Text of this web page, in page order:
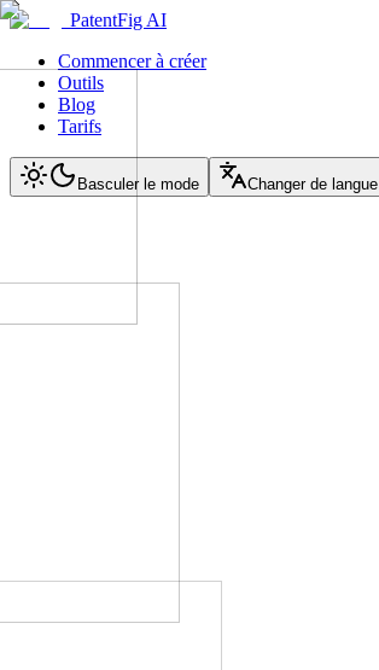
PatentFig AI
Commencer à créer
Outils
Blog
Tarifs
Basculer le mode Changer de langue